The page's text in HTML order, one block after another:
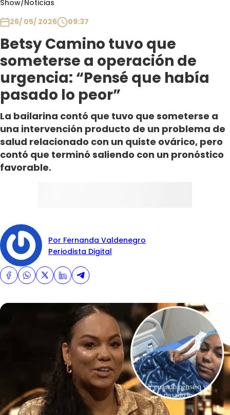
Show/Noticias
26/ 05/ 2026
09:37
Betsy Camino tuvo que
someterse a operación de
urgencia: “Pensé que había
pasado lo peor”
La bailarina contó que tuvo que someterse a
una intervención producto de un problema de
salud relacionado con un quiste ovárico, pero
contó que terminó saliendo con un pronóstico
favorable.
Por Fernanda Valdenegro
Periodista Digital
Club De La Comedia
Contigo en Directo
Plan Perfecto
El Tiempo
Sabingo
Todos Los Programas